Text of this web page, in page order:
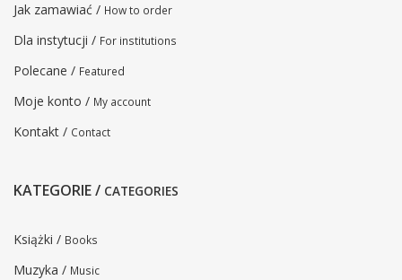
Jak zamawiać / How to order
Dla instytucji / For institutions
Polecane / Featured
Moje konto / My account
Kontakt / Contact
KATEGORIE / CATEGORIES
Książki / Books
Muzyka / Music